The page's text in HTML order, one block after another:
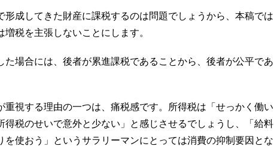
成してきた財産に課税するのは問題でしょうから、本稿では
税を主張しないことにします。
場合には、後者が累進課税であることから、後者が公平であ
視する理由の一つは、痛税感です。所得税は「せっかく働い
得税のせいで意外と少ない」と感じさせるでしょうし、「給料
を使おう」というサラリーマンにとっては消費の抑制要因とな